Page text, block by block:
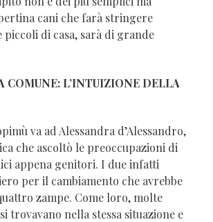
cani che farà stringere
piccoli di casa, sarà di grande
COMUNE: L’INTUIZIONE DELLA
va ad Alessandra d’Alessandro,
che ascoltò le preoccupazioni di
appena genitori. I due infatti
per il cambiamento che avrebbe
zampe. Come loro, molte
trovavano nella stessa situazione e